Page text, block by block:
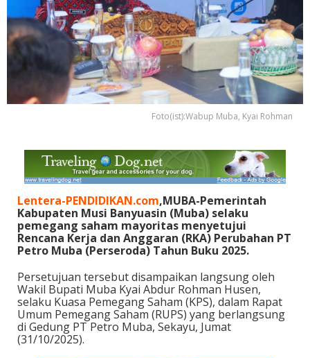
Foto(ist):Wabup Muba, Kyai Rohman
Lentera-PENDIDIKAN.com,MUBA-Pemerintah
Kabupaten Musi Banyuasin (Muba) selaku
pemegang saham mayoritas menyetujui
Rencana Kerja dan Anggaran (RKA) Perubahan PT
Petro Muba (Perseroda) Tahun Buku 2025.
Persetujuan tersebut disampaikan langsung oleh
Wakil Bupati Muba Kyai Abdur Rohman Husen,
selaku Kuasa Pemegang Saham (KPS), dalam Rapat
Umum Pemegang Saham (RUPS) yang berlangsung
di Gedung PT Petro Muba, Sekayu, Jumat
(31/10/2025).